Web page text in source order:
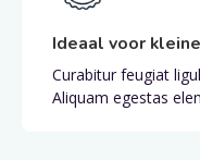
Ideaal voor
Curabitur feugiat
Aliquam egestas